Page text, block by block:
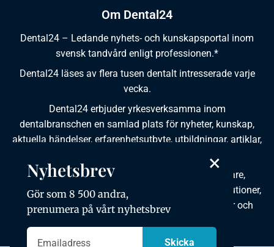
Om Dental24
Dental24 – Ledande nyhets- och kunskapsportal inom
svensk tandvård enligt professionen.*
Dental24 läses av flera tusen dentalt intresserade varje
vecka.
Dental24 erbjuder yrkesverksamma inom
dentalbranschen en samlad plats för nyheter, kunskap,
aktuella händelser, erfarenhetsutbyte, utbildningar, artiklar,
Dental24 produceras i samverkan med tandläkare,
tandhygienister, tandsköterskor, tandtekniker, institutioner,
kursgivare, föreningar, organisationer, leverantörer och
×
Nyhetsbrev
Gör som 8 500 andra,
prenumera på vårt nyhetsbrev